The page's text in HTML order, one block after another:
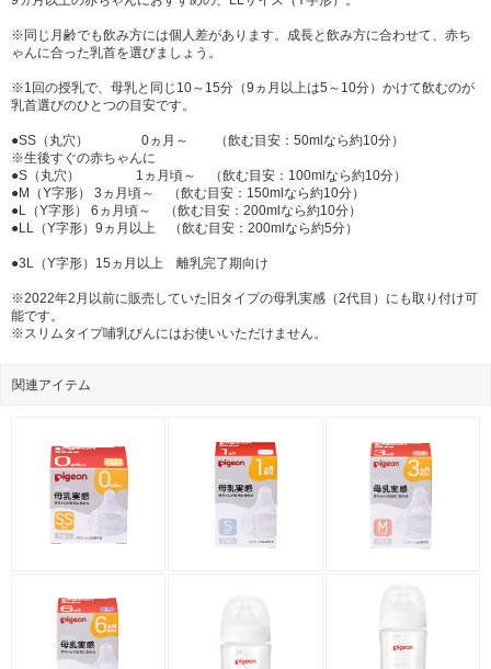
※同じ月齢でも飲み方には個人差があります。成長と飲み方に合わせて、赤ち
ゃんに合った乳首を選びましょう。
※1回の授乳で、母乳と同じ10～15分（9ヵ月以上は5～10分）かけて飲むのが
乳首選びのひとつの目安です。
●SS（丸穴） 0ヵ月～ （飲む目安：50mlなら約10分）
※生後すぐの赤ちゃんに
●S（丸穴） 1ヵ月頃～ （飲む目安：100mlなら約10分）
●M（Y字形） 3ヵ月頃～ （飲む目安：150mlなら約10分）
●L（Y字形） 6ヵ月頃～ （飲む目安：200mlなら約10分）
●LL（Y字形）9ヵ月以上 （飲む目安：200mlなら約5分）
●3L（Y字形）15ヵ月以上 離乳完了期向け
※2022年2月以前に販売していた旧タイプの母乳実感（2代目）にも取り付け可
能です。
※スリムタイプ哺乳びんにはお使いいただけません。
関連アイテム